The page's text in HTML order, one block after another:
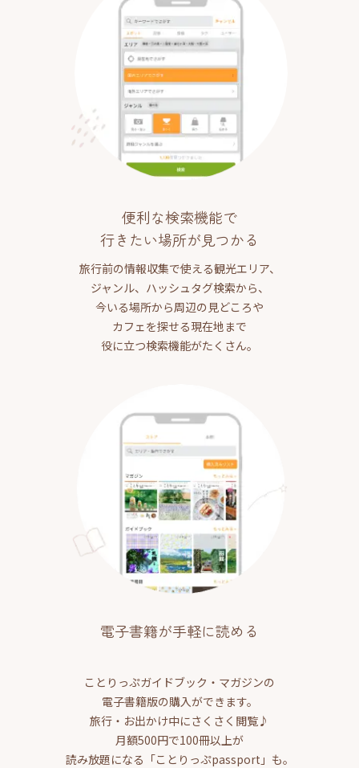
便利な検索機能で
行きたい場所が見つかる
旅行前の情報収集で使える観光エリア、
ジャンル、ハッシュタグ検索から、
今いる場所から周辺の見どころや
カフェを探せる現在地まで
役に立つ検索機能がたくさん。
電子書籍が手軽に読める
ことりっぷガイドブック・マガジンの
電子書籍版の購入ができます。
旅行・お出かけ中にさくさく閲覧♪
月額500円で100冊以上が
読み放題になる「ことりっぷpassport」も。